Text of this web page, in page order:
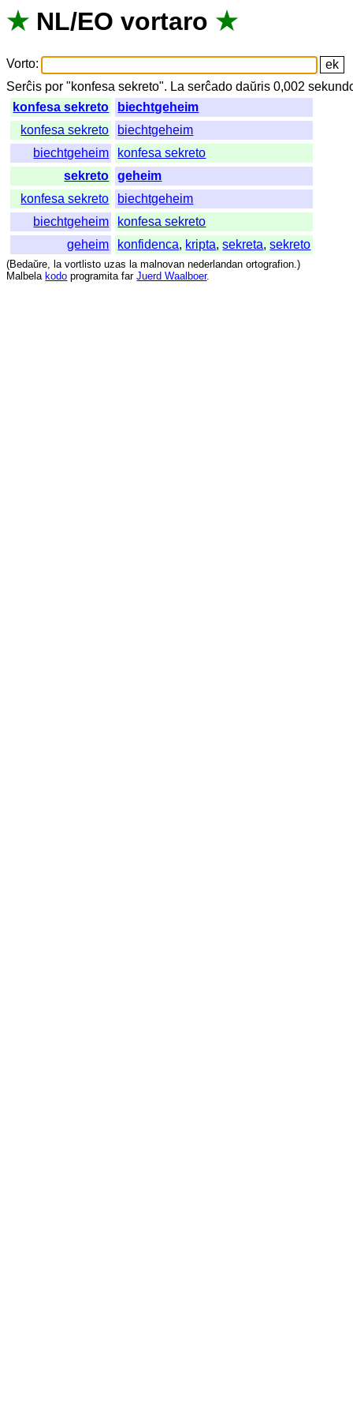
★ NL/EO vortaro ★
Vorto:
Serĉis por "konfesa sekreto". La serĉado daŭris 0,002
konfesa sekreto
biechtgeheim
konfesa sekreto
biechtgeheim
biechtgeheim
konfesa sekreto
sekreto
geheim
konfesa sekreto
biechtgeheim
biechtgeheim
konfesa sekreto
geheim
konfidenca, kripta,sekreta,sekreto
(Bedaŭre, la vortlisto uzas la malnovan nederlandan ortografion.)
Malbela kodo programita far Juerd Waalboer.